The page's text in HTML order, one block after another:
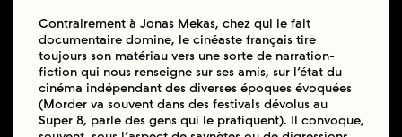
Contrairement à Jonas Mekas, chez qui le fait
documentaire domine, le cinéaste français tire
toujours son matériau vers une sorte de narration-
fiction qui nous renseigne sur ses amis, sur l’état du
cinéma indépendant des diverses époques évoquées
(Morder va souvent dans des festivals dévolus au
Super 8, parle des gens qui le pratiquent). Il convoque,